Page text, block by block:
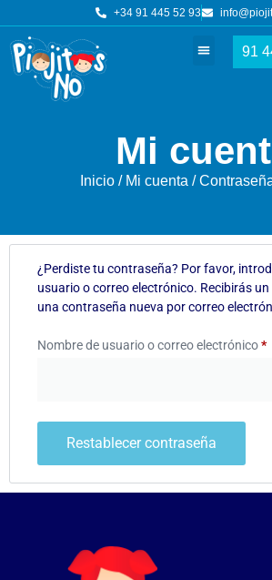
+34 91 445 52 93
91
Mi
Inicio / Mi cuenta /
¿Perdiste tu contraseña? Por favor,
usuario o correo electrónico. Recibirás
una contraseña nueva por correo
Nombre de usuario o correo electrónico*
Restablecer contraseña